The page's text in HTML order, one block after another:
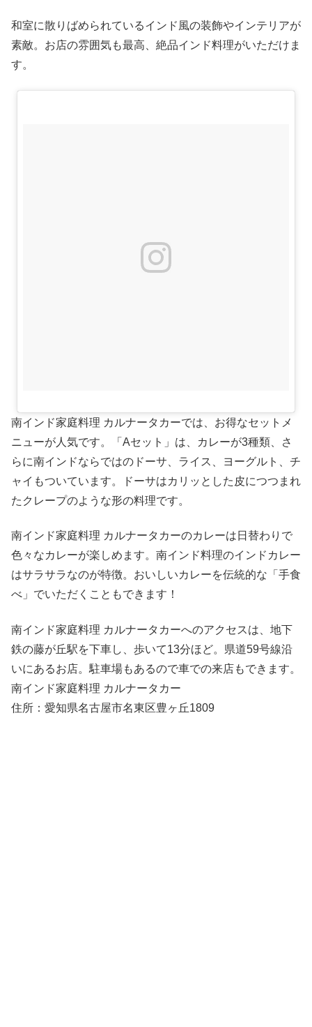
和室に散りばめられているインド風の装飾やインテリアが
素敵。お店の雰囲気も最高、絶品インド料理がいただけま
す。
南インド家庭料理 カルナータカーでは、お得なセットメ
ニューが人気です。「Aセット」は、カレーが3種類、さ
らに南インドならではのドーサ、ライス、ヨーグルト、チ
ャイもついています。ドーサはカリッとした皮につつまれ
たクレープのような形の料理です。
南インド家庭料理 カルナータカーのカレーは日替わりで
色々なカレーが楽しめます。南インド料理のインドカレー
はサラサラなのが特徴。おいしいカレーを伝統的な「手食
べ」でいただくこともできます！
南インド家庭料理 カルナータカーへのアクセスは、地下
鉄の藤が丘駅を下車し、歩いて13分ほど。県道59号線沿
いにあるお店。駐車場もあるので車での来店もできます。
南インド家庭料理 カルナータカー
住所：愛知県名古屋市名東区豊ヶ丘1809